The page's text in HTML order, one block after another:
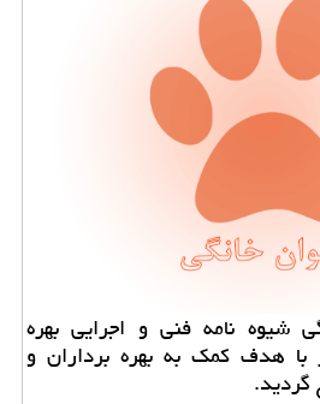
شیوه نامه فنی و اجرایی بهره
با هدف كمك به بهره برداران و
گردید.